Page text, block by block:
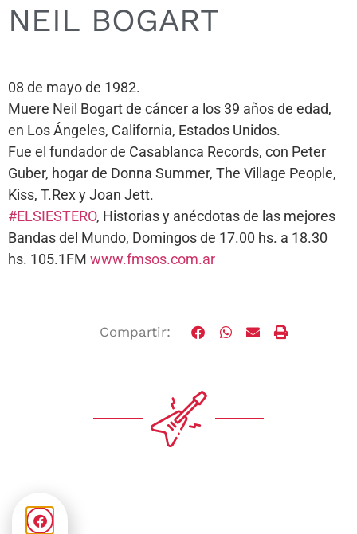
NEIL BOGART
08 de mayo de 1982.
Muere Neil Bogart de cáncer a los 39 años de edad,
en Los Ángeles, California, Estados Unidos.
Fue el fundador de Casablanca Records, con Peter
Guber, hogar de Donna Summer, The Village People,
Kiss, T.Rex y Joan Jett.
#ELSIESTERO, Historias y anécdotas de las mejores
Bandas del Mundo, Domingos de 17.00 hs. a 18.30
hs. 105.1FM www.fmsos.com.ar
Compartir: